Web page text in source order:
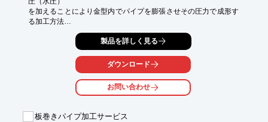
を加えることにより金型内でパイプを膨張させその圧力で成形す
る加工方法
溶接なしで複雑な形状の一体成型が可能。
また、分割形状を溶接する製品と比較した場合、溶接が不要とな
強度アップや加工工程数削減によるコスト削減などのメリットが
【特長】
製品を詳しく見る
ダウンロード
お問い合わせ
板巻きパイプ加工サービス